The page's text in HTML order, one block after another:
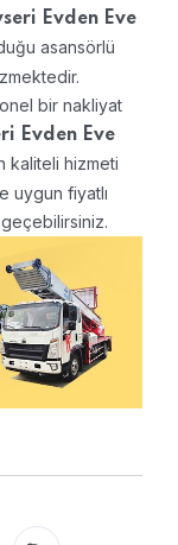
Evden Eve
asansörlü
bir nakliyat
Evden Eve
kaliteli hizmeti
uygun fiyatlı
geçebilirsiniz.